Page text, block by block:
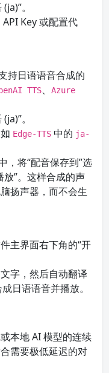
。
Key 或配置代
持日语语音合成的
TTS、
Azure
。
Edge-TTS 中的 ja-
，将“配音保存到”选
”。这样合成的声
扬声器，而不会生
主界面右下角的“开
字，然后自动翻译
日语语音并播放。
本地 AI 模型的连续
需要极低延迟的对